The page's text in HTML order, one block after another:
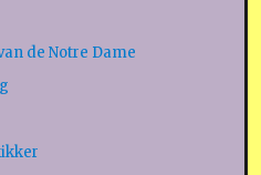
de Notre Dame